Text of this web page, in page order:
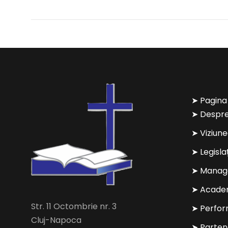
Str. 11 Octombrie nr. 3
Cluj-Napoca
➤
➤
➤
➤
➤
➤
➤